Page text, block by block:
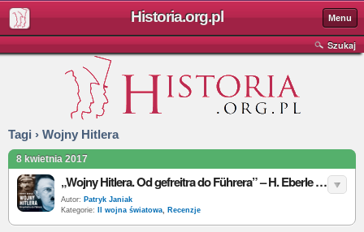
Historia.org.pl Menu
Szukaj
Tagi › Wojny Hitlera
8 kwietnia 2017
„Wojny Hitlera. Od gefreitra do Führera” – H. Eberle – recenzja
Autor: Patryk Janiak
Kategorie:
II wojna światowa, Recenzje